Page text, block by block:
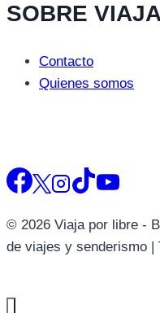
SOBRE
Contacto
Quienes somos
© 2026 Viaja por libre -
de viajes y senderismo |